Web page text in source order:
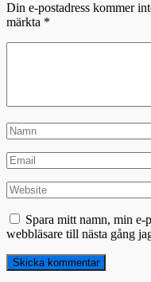
Din e-postadress kommer
märkta *
Spara mitt namn, min e-
webbläsare till nästa gång